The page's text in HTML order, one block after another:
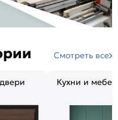
Смотреть все
Кухни и